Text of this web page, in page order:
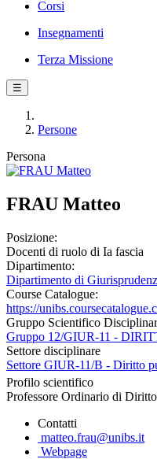
Corsi
Insegnamenti
Terza Missione
☰
Persone
Persona
FRAU Matteo
Posizione:
Docenti di ruolo di Ia fascia
Dipartimento:
Dipartimento di
Course Catalogue:
https://
Gruppo Scientifico
Gruppo 12/GIUR-11 -
Settore disciplinare
Settore GIUR-11/B - Diritto
Profilo scientifico
Professore Ordinario di
Contatti
matteo.frau@unibs.it
Webpage